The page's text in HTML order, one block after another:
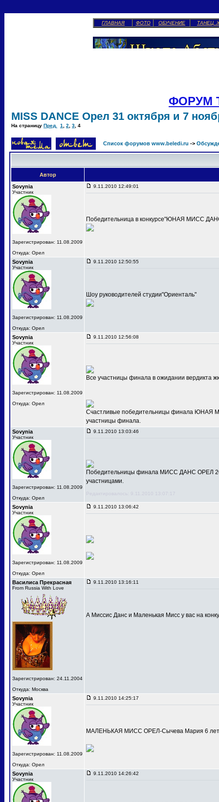
ГЛАВНАЯ ФОТО ОБУЧЕНИЕ ТАНЕЦ
ФОРУМ
MISS DANCE Орел 31 октября и 7
На страницу Пред. 1 2 3 4
Список форумов www.beledi.ru ->
Автор
Sovynia
Участник
Зарегистрирован: 11.08.2009
Откуда: Орел
9.11.2010 12:49:01
Победительница в конкурсе"ЮНАЯ МИСС
Sovynia
Участник
Зарегистрирован: 11.08.2009
Откуда: Орел
9.11.2010 12:50:55
Шоу руководителей студии"Ориенталь"
Sovynia
Участник
Зарегистрирован: 11.08.2009
Откуда: Орел
9.11.2010 12:56:08
Все участницы финала в ожидании вердикта
Счастливые победительницы финала ЮНАЯ
участницы финала.
Sovynia
Участник
Зарегистрирован: 11.08.2009
Откуда: Орел
9.11.2010 13:03:46
Победительницы финала МИСС ДАНС ОРЕЛ
участницами.
Редактировалось: 9.11.2010 13:07:17
Sovynia
Участник
Зарегистрирован: 11.08.2009
Откуда: Орел
9.11.2010 13:06:42
Василиса Прекрасная
From Russia With Love
Зарегистрирован: 24.11.2004
Откуда: Москва
9.11.2010 13:16:11
А Миссис Данс и Маленькая Мисс у вас на
Sovynia
Участник
Зарегистрирован: 11.08.2009
Откуда: Орел
9.11.2010 14:25:17
МАЛЕНЬКАЯ МИСС ОРЕЛ-Сычева Мария 6
Sovynia
Участник
9.11.2010 14:26:42